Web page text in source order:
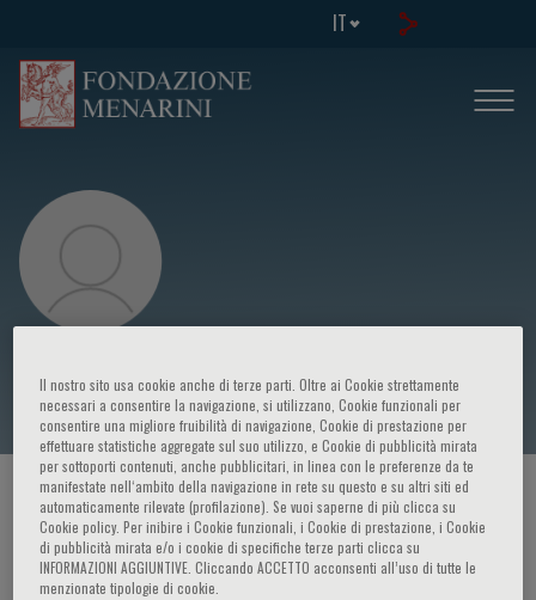
IT
Maria Luisa Scattoni
HOME PAGE / CORSI ED EVENTI / RELATORE
Il nostro sito usa cookie anche di terze parti. Oltre ai Cookie strettamente
necessari a consentire la navigazione, si utilizzano, Cookie funzionali per
consentire una migliore fruibilità di navigazione, Cookie di prestazione per
effettuare statistiche aggregate sul suo utilizzo, e Cookie di pubblicità mirata
per sottoporti contenuti, anche pubblicitari, in linea con le preferenze da te
manifestate nell‘ambito della navigazione in rete su questo e su altri siti ed
automaticamente rilevate (profilazione). Se vuoi saperne di più clicca su
Cookie policy. Per inibire i Cookie funzionali, i Cookie di prestazione, i Cookie
di pubblicità mirata e/o i cookie di specifiche terze parti clicca su
INFORMAZIONI AGGIUNTIVE. Cliccando ACCETTO acconsenti all’uso di tutte le
menzionate tipologie di cookie.